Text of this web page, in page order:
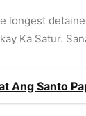
longest
Ka Satur.
Ang Santo